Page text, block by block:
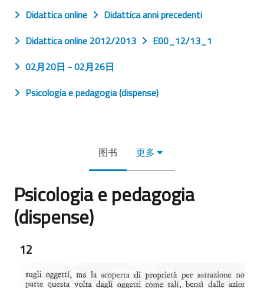
Didattica online
Didattica anni precedenti
Didattica online 2012/2013
E00_12/13_1
02月20日 - 02月26日
Psicologia e pedagogia (dispense)
图书 更多
Psicologia e pedagogia
(dispense)
12